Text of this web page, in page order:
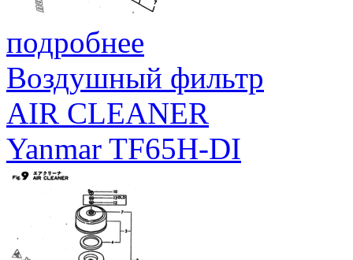
подробнее
Воздушный фильтр
AIR CLEANER
Yanmar TF65H-DI